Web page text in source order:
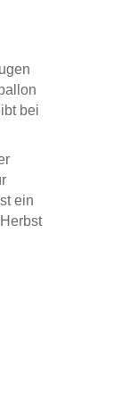
bei
ein